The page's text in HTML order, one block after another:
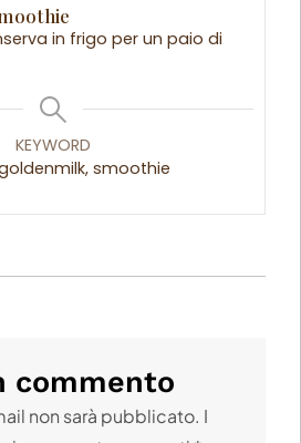
in frigo per un paio di
KEYWORD
smoothie
commento
non sarà pubblicato. I